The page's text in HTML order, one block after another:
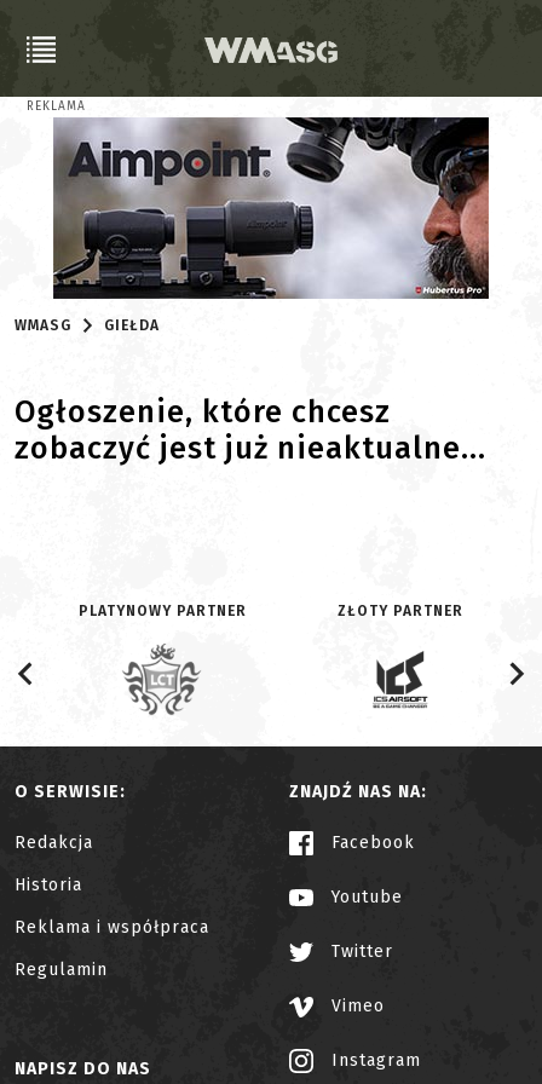
REKLAMA
WMASG GIEŁDA
Ogłoszenie, które chcesz
zobaczyć jest już nieaktualne...
PLATYNOWY PARTNER ZŁOTY PARTNER
O SERWISIE:
Redakcja
Historia
Reklama i współpraca
Regulamin
ZNAJDŹ NAS NA:
Facebook
Youtube
Twitter
Vimeo
Instagram
NAPISZ DO NAS